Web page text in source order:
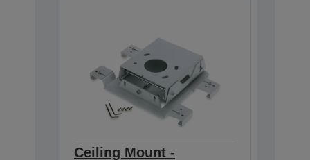
Ceiling Mount -